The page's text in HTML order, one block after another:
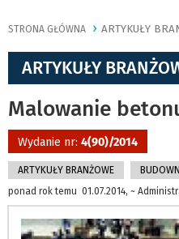
STRONA GŁÓWNA ARTYKUŁY
ARTYKUŁY
Malowanie
Wydanie nr: 4(90)/2014
ARTYKUŁY BRANŻOWE
ponad rok temu 01.07.2014, ~